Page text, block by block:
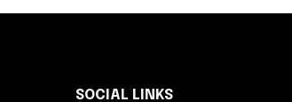
SOCIAL LINKS